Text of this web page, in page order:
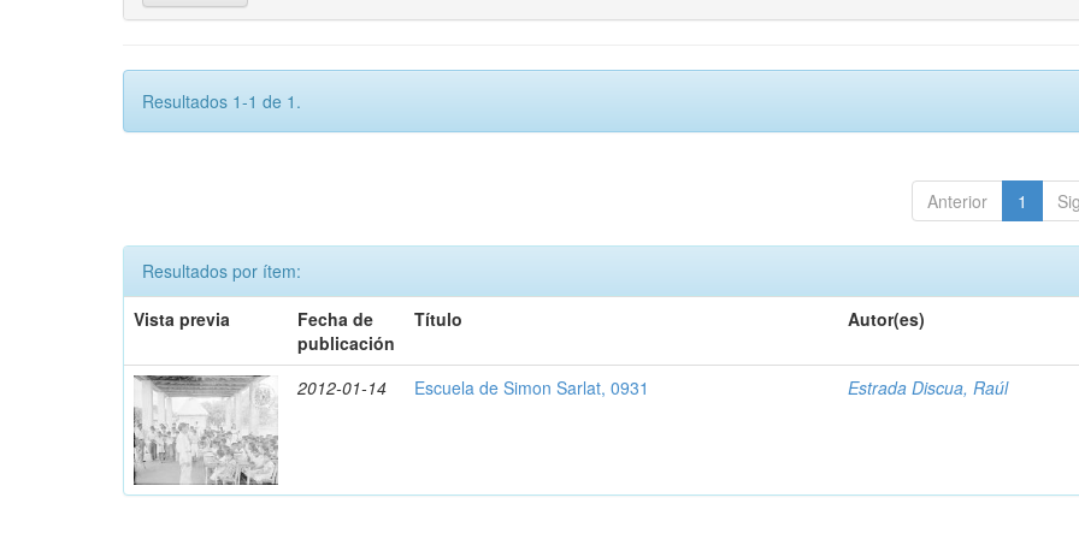
Resultados 1-1 de 1.
Anterior 1
Resultados por ítem:
Vista previa
Fecha de
publicación
Título Autor(es)
2012-01-14 Escuela de Simon Sarlat, 0931 Estrada Discua, Raúl